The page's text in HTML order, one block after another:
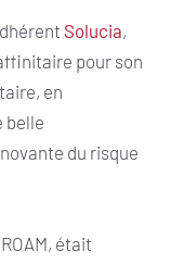
Solucia,
pour son
en
belle
du risque
était